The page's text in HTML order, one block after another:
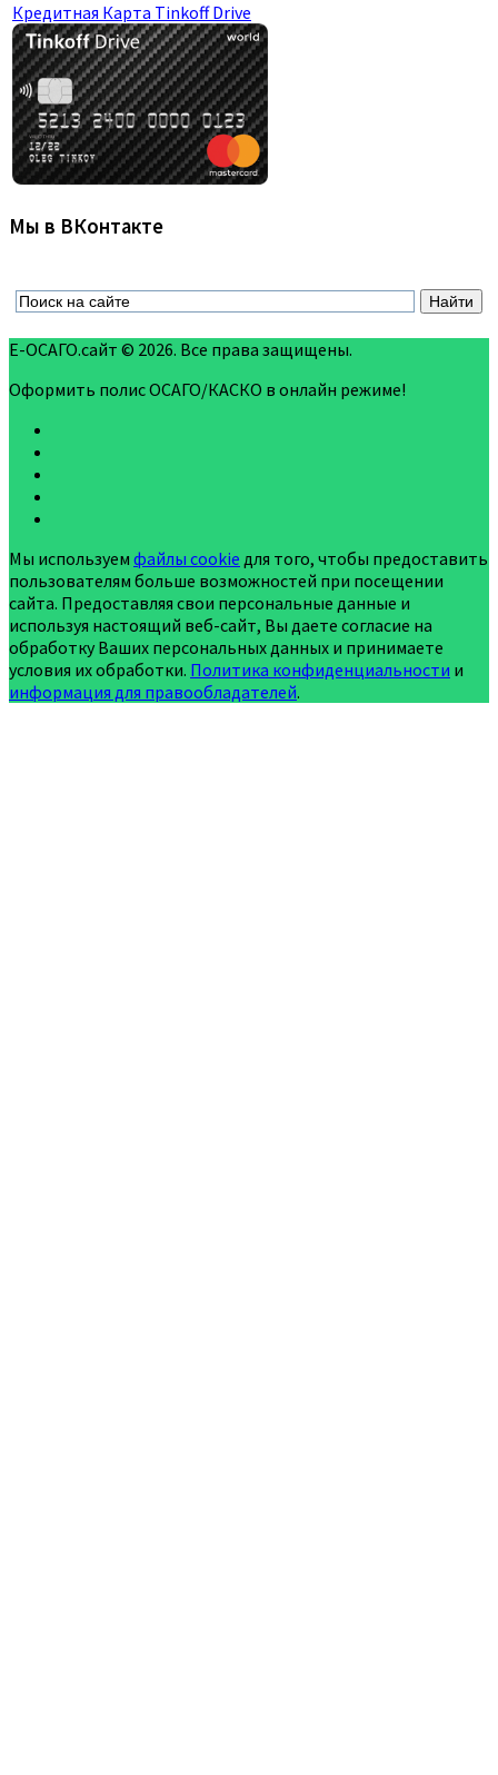
Кредитная Карта Tinkoff Drive
Мы в ВКонтакте
Е-ОСАГО.сайт © 2026. Все права защищены.
Оформить полис ОСАГО/КАСКО в онлайн режиме!
Мы используем файлы cookie для того, чтобы предоставить
пользователям больше возможностей при посещении
сайта. Предоставляя свои персональные данные и
используя настоящий веб-сайт, Вы даете согласие на
обработку Ваших персональных данных и принимаете
условия их обработки. Политика конфиденциальности и
информация для правообладателей.